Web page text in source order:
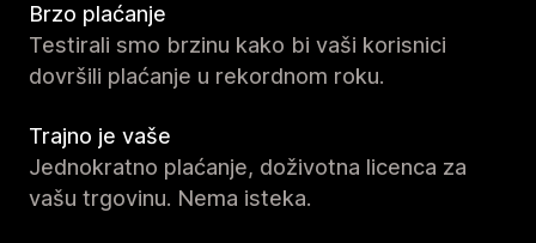
Brzo plaćanje
Testirali smo brzinu kako bi vaši korisnici
dovršili plaćanje u rekordnom roku.
Trajno je vaše
Jednokratno plaćanje, doživotna licenca za
vašu trgovinu. Nema isteka.